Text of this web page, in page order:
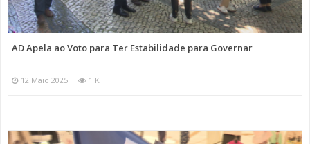
AD Apela ao Voto para Ter Estabilidade para Governar
12 Maio 2025 1 K